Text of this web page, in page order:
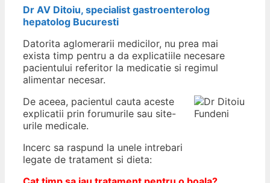
Dr AV Ditoiu, specialist gastroenterolog
hepatolog Bucuresti
Datorita aglomerarii medicilor, nu prea mai
exista timp pentru a da explicatiile necesare
pacientului referitor la medicatie si regimul
alimentar necesar.
De aceea, pacientul cauta aceste
explicatii prin forumurile sau site-
urile medicale.
Incerc sa raspund la unele intrebari
legate de tratament si dieta: